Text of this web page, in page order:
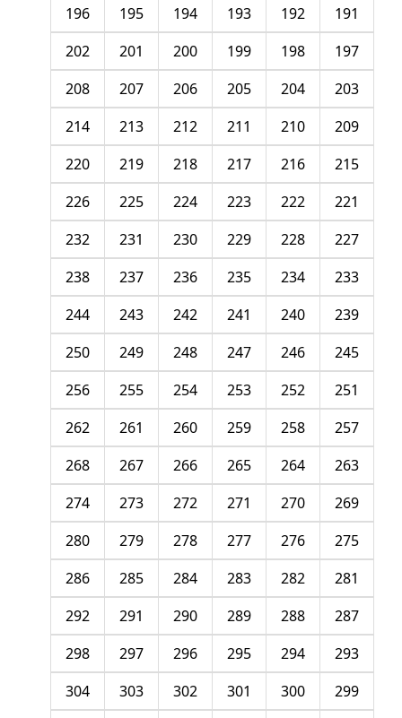
191
192
193
194
195
196
197
198
199
200
201
202
203
204
205
206
207
208
209
210
211
212
213
214
215
216
217
218
219
220
221
222
223
224
225
226
227
228
229
230
231
232
233
234
235
236
237
238
239
240
241
242
243
244
245
246
247
248
249
250
251
252
253
254
255
256
257
258
259
260
261
262
263
264
265
266
267
268
269
270
271
272
273
274
275
276
277
278
279
280
281
282
283
284
285
286
287
288
289
290
291
292
293
294
295
296
297
298
299
300
301
302
303
304